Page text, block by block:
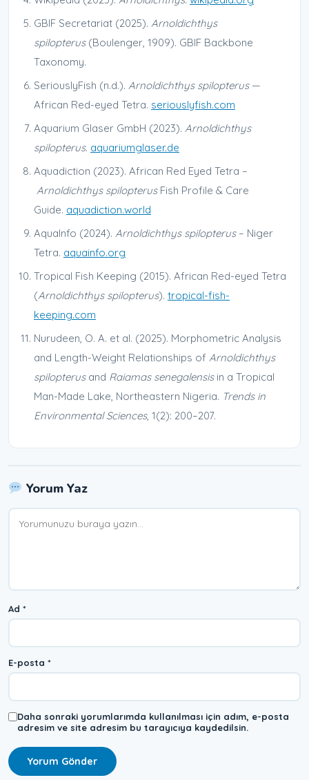
GBIF Secretariat (2025). Arnoldichthys
spilopterus(Boulenger, 1909). GBIF Backbone
Taxonomy.
SeriouslyFish (n.d.). Arnoldichthys spilopterus—
African Red-eyed Tetra. seriouslyfish.com
Aquarium Glaser GmbH (2023). Arnoldichthys
spilopterus. aquariumglaser.de
Aquadiction (2023). African Red Eyed Tetra –
Arnoldichthys spilopterusFish Profile & Care
Guide. aquadiction.world
AquaInfo (2024). Arnoldichthys spilopterus– Niger
Tetra. aquainfo.org
Tropical Fish Keeping (2015). African Red-eyed Tetra
(Arnoldichthys spilopterus). tropical-fish-
keeping.com
Nurudeen, O. A. et al. (2025). Morphometric Analysis
and Length-Weight Relationships of Arnoldichthys
spilopterusand Raiamas senegalensisin a Tropical
Man-Made Lake, Northeastern Nigeria. Trends in
Environmental Sciences, 1(2): 200–207.
Yorum Yaz
Yorum
Ad *
E-posta *
Daha sonraki yorumlarımda kullanılması için adım, e-posta
adresim ve site adresim bu tarayıcıya kaydedilsin.